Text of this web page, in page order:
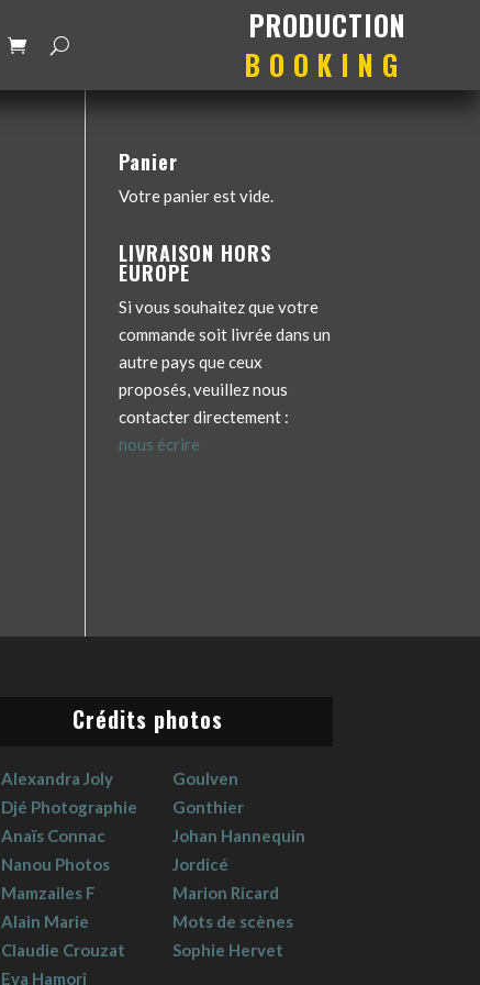
production
booking
Panier
Votre panier est vide.
LIVRAISON HORS
EUROPE
Si vous souhaitez que votre
commande soit livrée dans un
autre pays que ceux
proposés, veuillez nous
contacter directement :
nous écrire
Crédits photos
Alexandra Joly
Djé Photographie
Anaïs Connac
Nanou Photos
Mamzailes F
Alain Marie
Claudie Crouzat
Eva Hamori
Goulven
Gonthier
Johan Hannequin
Jordicé
Marion Ricard
Mots de scènes
Sophie Hervet